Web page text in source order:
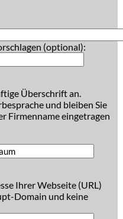
(optional):
Überschrift an.
und bleiben Sie
Firmenname eingetragen
Ihrer Webseite (URL)
Domain und keine